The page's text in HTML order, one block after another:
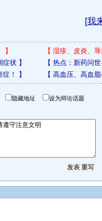
[我
】 【 湿疹、皮炎、
症状 】 【 热点：新药问
！ 】 【 高血压、高血
隐藏地址 设为辩论话题